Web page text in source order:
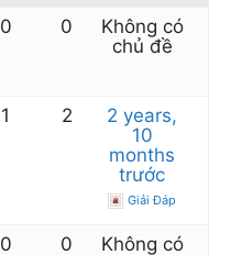
0 0
Không có
chủ đề
1 2
2 years,
10
months
trước
Giải Đáp
0 0
Không có